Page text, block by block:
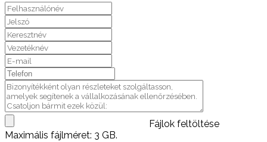
Fájlok feltöltése
Maximális fájlméret: 3 GB.